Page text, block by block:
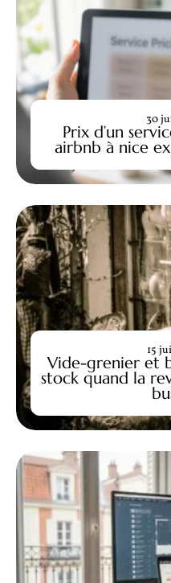
Prix d’un
airbnb à nice
30
Vide-grenier et
stock quand la
15